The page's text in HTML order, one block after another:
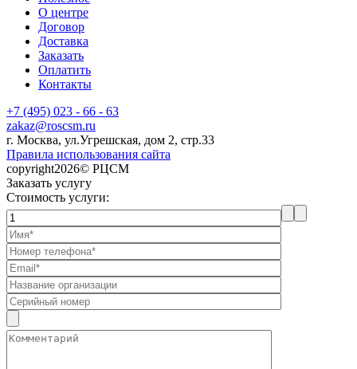
О центре
Договор
Доставка
Заказать
Оплатить
Контакты
+7 (495) 023 - 66 - 63
zakaz@roscsm.ru
г. Москва, ул.Угрешская, дом 2, стр.33
Правила использования сайта
copyright2026© РЦСМ
Заказать услугу
Стоимость услуги: